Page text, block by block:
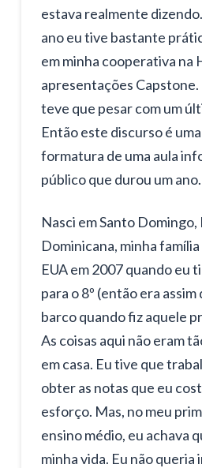
estava realmente
ano eu tive bastante
em minha cooperativa na
apresentações Capstone.
teve que pesar com um
Então este discurso é
formatura de uma aula
público que durou um ano.
Nasci em Santo Domingo,
Dominicana, minha
EUA em 2007 quando eu
para o 8º (então era
barco quando fiz aquele
As coisas aqui não eram
em casa. Eu tive que
obter as notas que eu
esforço. Mas, no meu
ensino médio, eu achava
minha vida. Eu não queria